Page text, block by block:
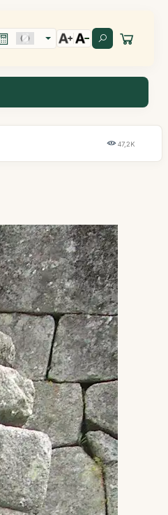
47,2K